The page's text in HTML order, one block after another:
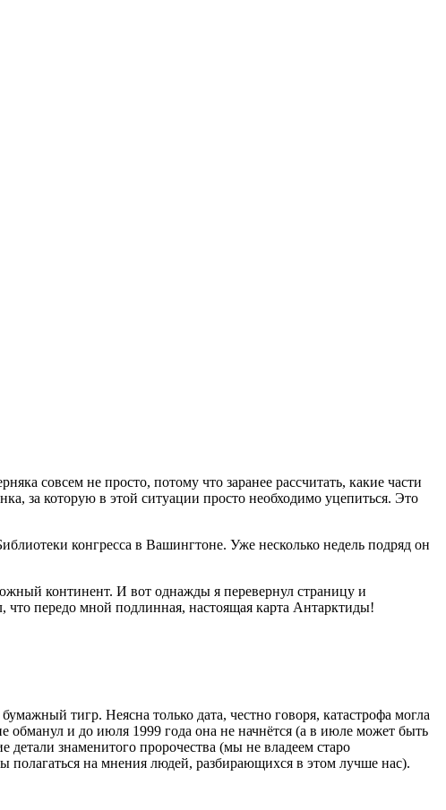
совсем не просто, потому что заранее рассчитать, какие части
за которую в этой ситуации просто необходимо уцепиться. Это
конгресса в Вашингтоне. Уже несколько недель подряд он
континент. И вот однажды я перевернул страницу и
передо мной подлинная, настоящая карта Антарктиды!
тигр. Неясна только дата, честно говоря, катастрофа могла
и до июля 1999 года она не начнётся (а в июле может быть
знаменитого пророчества (мы не владеем старо
полагаться на мнения людей, разбирающихся в этом лучше нас).